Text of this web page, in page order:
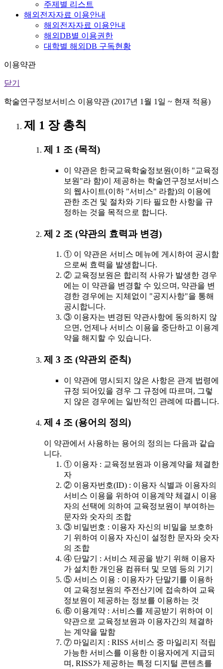
주제별 리스트
해외전자자료 이용안내
해외전자자료 이용안내
해외DB별 이용권한
대학별 해외DB 구독현황
이용약관
닫기
학술연구정보서비스 이용약관 (2017년 1월 1일 ~ 현재 적용)
제 1 장 총칙
제 1 조 (목적)
이 약관은 한국교육학술정보원(이하 "교육정
보원"라 함)이 제공하는 학술연구정보서비스
의 웹사이트(이하 "서비스" 라함)의 이용에
관한 조건 및 절차와 기타 필요한 사항을 규
정하는 것을 목적으로 합니다.
제 2 조 (약관의 효력과 변경)
① 이 약관은 서비스 메뉴에 게시하여 공시함
으로써 효력을 발생합니다.
② 교육정보원은 합리적 사유가 발생한 경우
에는 이 약관을 변경할 수 있으며, 약관을 변
경한 경우에는 지체없이 "공지사항"을 통해
공시합니다.
③ 이용자는 변경된 약관사항에 동의하지 않
으면, 언제나 서비스 이용을 중단하고 이용계
약을 해지할 수 있습니다.
제 3 조 (약관외 준칙)
이 약관에 명시되지 않은 사항은 관계 법령에
규정 되어있을 경우 그 규정에 따르며, 그렇
지 않은 경우에는 일반적인 관례에 따릅니다.
제 4 조 (용어의 정의)
이 약관에서 사용하는 용어의 정의는 다음과 같습
니다.
① 이용자 : 교육정보원과 이용계약을 체결한
자
② 이용자번호(ID) : 이용자 식별과 이용자의
서비스 이용을 위하여 이용계약 체결시 이용
자의 선택에 의하여 교육정보원이 부여하는
문자와 숫자의 조합
③ 비밀번호 : 이용자 자신의 비밀을 보호하
기 위하여 이용자 자신이 설정한 문자와 숫자
의 조합
④ 단말기 : 서비스 제공을 받기 위해 이용자
가 설치한 개인용 컴퓨터 및 모뎀 등의 기기
⑤ 서비스 이용 : 이용자가 단말기를 이용하
여 교육정보원의 주전산기에 접속하여 교육
정보원이 제공하는 정보를 이용하는 것
⑥ 이용계약 : 서비스를 제공받기 위하여 이
약관으로 교육정보원과 이용자간의 체결하
는 계약을 말함
⑦ 마일리지 : RISS 서비스 중 마일리지 적립
가능한 서비스를 이용한 이용자에게 지급되
며, RISS가 제공하는 특정 디지털 콘텐츠를